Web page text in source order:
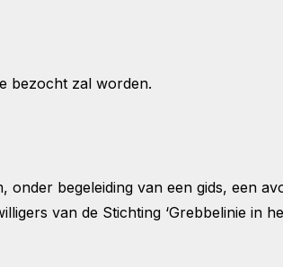
bezocht zal worden.
onder begeleiding van een gids, een
van de Stichting ‘Grebbelinie in